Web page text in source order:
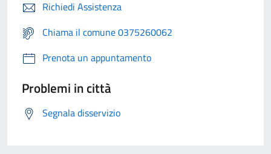
Richiedi Assistenza
Chiama il comune 0375260062
Prenota un appuntamento
Problemi in città
Segnala disservizio